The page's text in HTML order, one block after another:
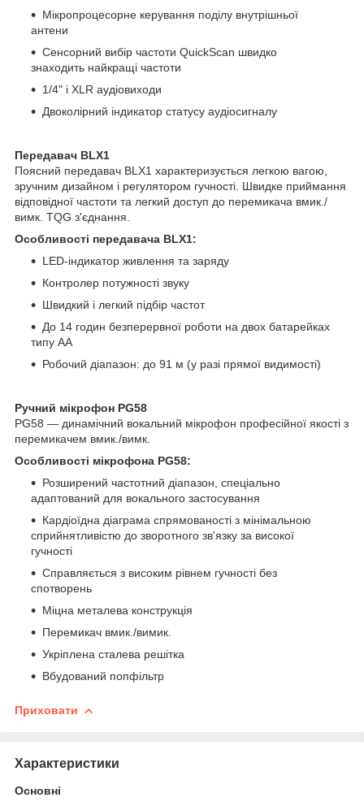
Мікропроцесорне керування поділу внутрішньої
антени
Сенсорний вибір частоти QuickScan швидко
знаходить найкращі частоти
1/4" і XLR аудіовиходи
Двоколірний індикатор статусу аудіосигналу
Передавач BLX1
Поясний передавач BLX1 характеризується легкою вагою,
зручним дизайном і регулятором гучності. Швидке приймання
відповідної частоти та легкий доступ до перемикача вмик./
вимк. TQG з'єднання.
Особливості передавача BLX1:
LED-індикатор живлення та заряду
Контролер потужності звуку
Швидкий і легкий підбір частот
До 14 годин безперервної роботи на двох батарейках
типу АА
Робочий діапазон: до 91 м (у разі прямої видимості)
Ручний мікрофон PG58
PG58 — динамічний вокальний мікрофон професійної якості з
перемикачем вмик./вимк.
Особливості мікрофона PG58:
Розширений частотний діапазон, спеціально
адаптований для вокального застосування
Кардіоїдна діаграма спрямованості з мінімальною
сприйнятливістю до зворотного зв'язку за високої
гучності
Справляється з високим рівнем гучності без
спотворень
Міцна металева конструкція
Перемикач вмик./вимик.
Укріплена сталева решітка
Вбудований попфільтр
Приховати
Характеристики
Основні